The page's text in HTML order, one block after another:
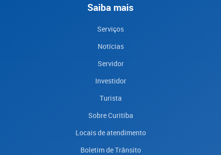
Saiba mais
Serviços
Notícias
Servidor
Investidor
Turista
Sobre Curitiba
Locais de atendimento
Boletim de Trânsito